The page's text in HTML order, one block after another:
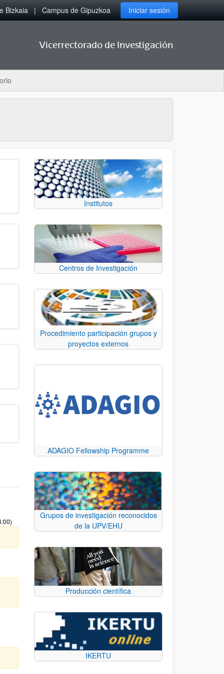
Bizkaia Campus de Gipuzkoa Iniciar sesión
Vicerrectorado de Investigación
Institutos
Centros de Investigación
Procedimiento participación grupos y
proyectos externos
ADAGIO Fellowship Programme
Grupos de investigación reconocidos
de la UPV/EHU
Producción científica
IKERTU